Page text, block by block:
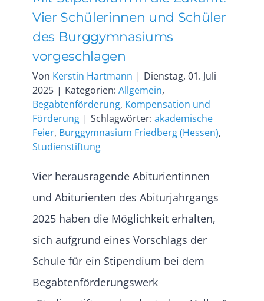
Vier Schülerinnen und Schüler
des Burggymnasiums
vorgeschlagen
Von Kerstin Hartmann | Dienstag, 01. Juli
2025 | Kategorien: Allgemein,
Begabtenförderung, Kompensation und
Förderung | Schlagwörter: akademische
Feier, Burggymnasium Friedberg (Hessen),
Studienstiftung
Vier herausragende Abiturientinnen
und Abiturienten des Abiturjahrgangs
2025 haben die Möglichkeit erhalten,
sich aufgrund eines Vorschlags der
Schule für ein Stipendium bei dem
Begabtenförderungswerk